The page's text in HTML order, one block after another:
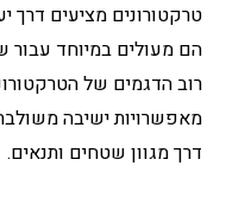
טרקטורונים מציעים דרך
הם מעולים במיוחד עבור
רוב הדגמים של
מאפשרויות ישיבה
דרך מגוון שטחים ותנאים.